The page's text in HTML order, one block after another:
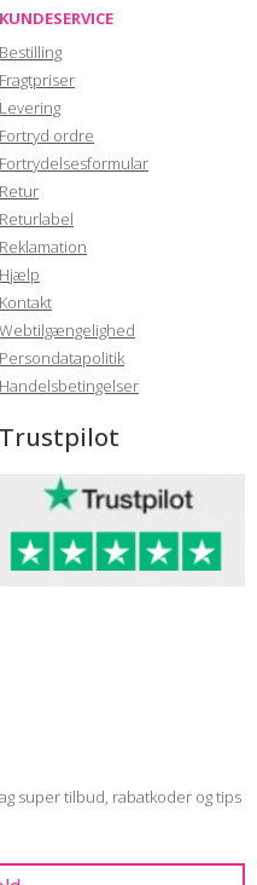
KUNDESERVICE
Bestilling
Fragtpriser
Levering
Fortryd ordre
Fortrydelsesformular
Retur
Returlabel
Reklamation
Hjælp
Kontakt
Webtilgængelighed
Persondatapolitik
Handelsbetingelser
Trustpilot
super tilbud, rabatkoder og tips